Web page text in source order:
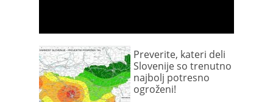
Preverite, kateri deli
Slovenije so trenutno
najbolj potresno
ogroženi!